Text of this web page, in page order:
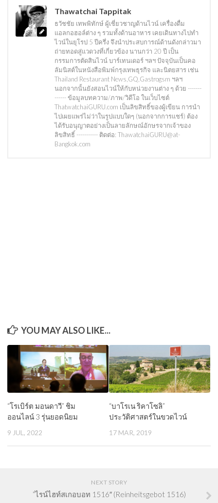
Thawatchai Tappitak
ธวัชชัย เทพพิทักษ์ ผู้เชี่ยวชาญด้านไวน์ เครื่องดื่ม
แอลกอฮอล์ต่าง ๆ รวมทั้งด้านอาหาร เคยเดินทางไปทำ
ไวน์ในยุโรป 5 ปีครึ่ง จึงนำประสบการณ์ด้านดังกล่าวมา
ถ่ายทอดสู่แวดวงที่เกี่ยวข้อง นานกว่า 20 ปี เป็น
กรรมการตัดสินไวน์ บาร์เทนเดอร์ ฯลฯ ปัจจุบันเป็นคอ
ลัมนิสต์ในหนังสือพิมพ์กรุงเทพธุรกิจ และนิตยสาร เช่น
Thailand Restaurant News,GQ,Gastrogsm ฯลฯ
นอกจากนั้นยังสอนไวน์ให้กับหน่วยงานต่าง ๆ ด้วย -------
------ ข้อมูลบทความ/ภาพ/วิดีโอ ในเว็บไซต์
ThatwatchaiGURU.com เป็นลิขสิทธิ์ของผู้เขียน การนำ
ไปเผยแพร่ไม่ว่าในรูปแบบใดๆ (นอกจากการแชร์) ต้อง
ได้รับอนุญาตอย่างเป็นลายลักษณ์อักษรจากเจ้าของ
ลิขสิทธิ์ ----------- ติดต่อ: ThawatchaiGURU@at-
Bangkok.com
YOU MAY ALSO LIKE...
“โรเบิร์ต มอนดาวี” ชิม
ออนไลน์ 3 รุ่นยอดนิยม
9 JUL, 2022
“บาโรเน ริคาโซลิ”
ประวัติศาสตร์ในขวดไวน์
17 MAR, 2019
NEXT STORY
“ไรน์ไฮท์สเกอบอท 1516″ (Reinheitsgebot 1516)